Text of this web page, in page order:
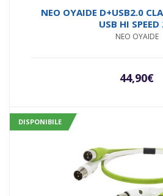
NEO OYAIDE D+USB2.0
USB HI SPEED
NEO OYAIDE
44,90€
DISPONIBILE